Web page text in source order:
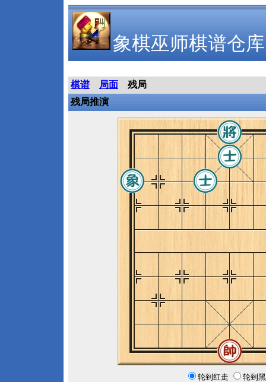
象棋巫师棋谱仓库
棋谱 局面
残局
残局推演
轮到红走 轮到